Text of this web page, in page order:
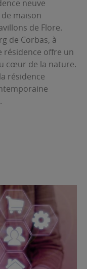
neuve
maison
de Flore.
de Corbas, à
résidence offre un
cœur de la nature.
résidence